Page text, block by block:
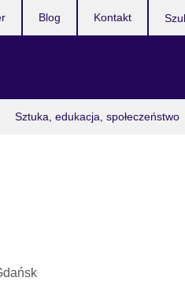
Sztuka, edukacja, społeczeństwo
Blog Kontakt